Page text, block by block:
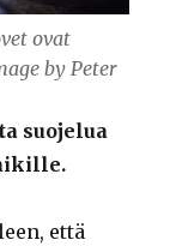
ovat
by Peter
suojelua
että